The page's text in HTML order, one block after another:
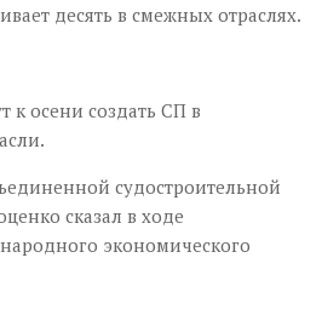
десять в смежных отраслях.
к осени создать СП в
судостроительной
сказал в ходе
экономического